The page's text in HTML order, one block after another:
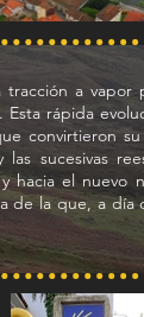
a vapor
rápida
convirtieron
sucesivas
hacia el nuevo
de la que, a día